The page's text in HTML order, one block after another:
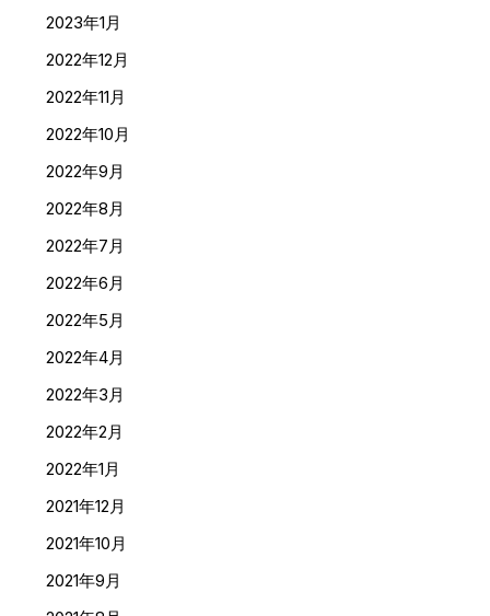
2023年1月
2022年12月
2022年11月
2022年10月
2022年9月
2022年8月
2022年7月
2022年6月
2022年5月
2022年4月
2022年3月
2022年2月
2022年1月
2021年12月
2021年10月
2021年9月